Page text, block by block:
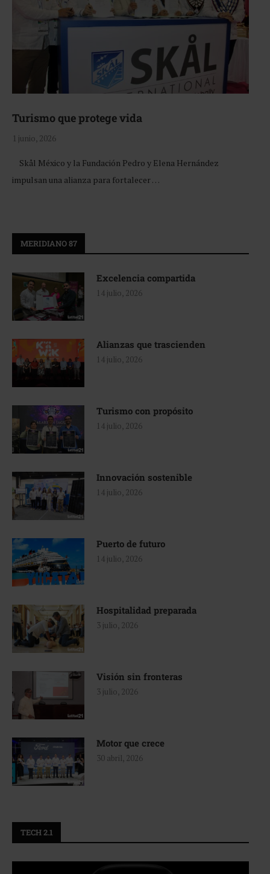
Turismo que protege vida
1 junio, 2026
Skål México y la Fundación Pedro y Elena Hernández
impulsan una alianza para fortalecer …
MERIDIANO 87
Excelencia compartida
14 julio, 2026
Alianzas que trascienden
14 julio, 2026
Turismo con propósito
14 julio, 2026
Innovación sostenible
14 julio, 2026
Puerto de futuro
14 julio, 2026
Hospitalidad preparada
3 julio, 2026
Visión sin fronteras
3 julio, 2026
Motor que crece
30 abril, 2026
TECH 2.1